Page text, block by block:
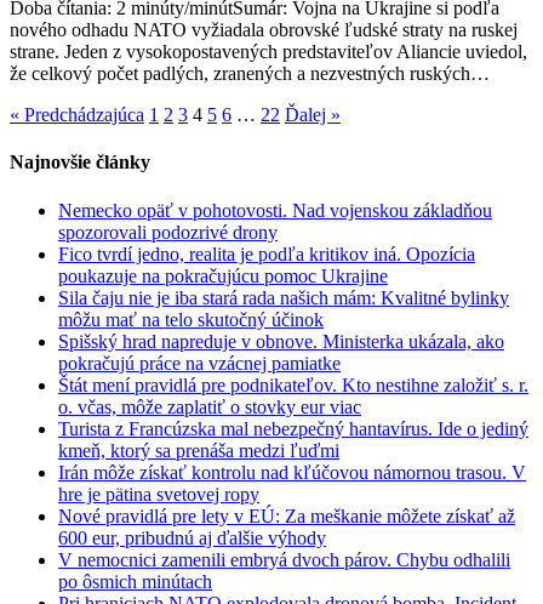
vo
vojne
na
1,3
až
1,5
Doba čítania: 2 minúty/minútSumár: Vojna na Ukrajine si podľa
nového odhadu NATO vyžiadala obrovské ľudské straty na ruskej
strane. Jeden z vysokopostavených predstaviteľov Aliancie uviedol,
že celkový počet padlých, zranených a nezvestných ruských…
« Predchádzajúca 1 2 3 4 5 6 … 22 Ďalej »
Najnovšie články
Nemecko opäť v pohotovosti. Nad vojenskou základňou
spozorovali podozrivé drony
Fico tvrdí jedno, realita je podľa kritikov iná. Opozícia
poukazuje na pokračujúcu pomoc Ukrajine
Sila čaju nie je iba stará rada našich mám: Kvalitné bylinky
môžu mať na telo skutočný účinok
Spišský hrad napreduje v obnove. Ministerka ukázala, ako
pokračujú práce na vzácnej pamiatke
Štát mení pravidlá pre podnikateľov. Kto nestihne založiť s. r.
o. včas, môže zaplatiť o stovky eur viac
Turista z Francúzska mal nebezpečný hantavírus. Ide o jediný
kmeň, ktorý sa prenáša medzi ľuďmi
Irán môže získať kontrolu nad kľúčovou námornou trasou. V
hre je pätina svetovej ropy
Nové pravidlá pre lety v EÚ: Za meškanie môžete získať až
600 eur, pribudnú aj ďalšie výhody
V nemocnici zamenili embryá dvoch párov. Chybu odhalili
po ôsmich minútach